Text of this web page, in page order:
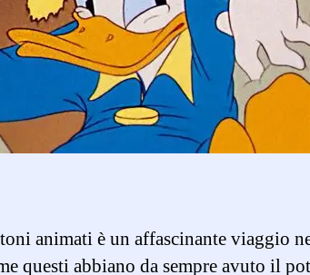
animati è un affascinante viaggio
questi abbiano da sempre avuto il